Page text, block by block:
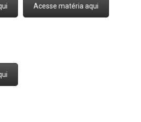
Acesse matéria aqui